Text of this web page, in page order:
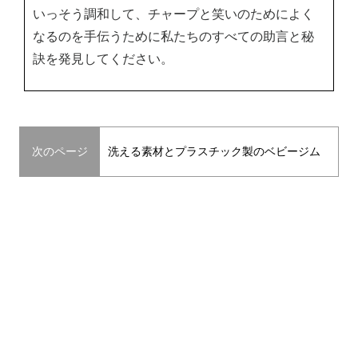
いっそう調和して、チャープと笑いのためによく
なるのを手伝うために私たちのすべての助言と秘
訣を発見してください。
次のページ 洗える素材とプラスチック製のベビージム